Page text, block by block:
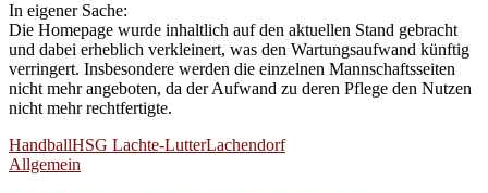
In eigener Sache:
Die Homepage wurde inhaltlich auf den aktuellen Stand gebracht
und dabei erheblich verkleinert, was den Wartungsaufwand künftig
verringert. Insbesondere werden die einzelnen Mannschaftsseiten
nicht mehr angeboten, da der Aufwand zu deren Pflege den Nutzen
nicht mehr rechtfertigte.
HandballHSG Lachte-LutterLachendorf
Allgemein